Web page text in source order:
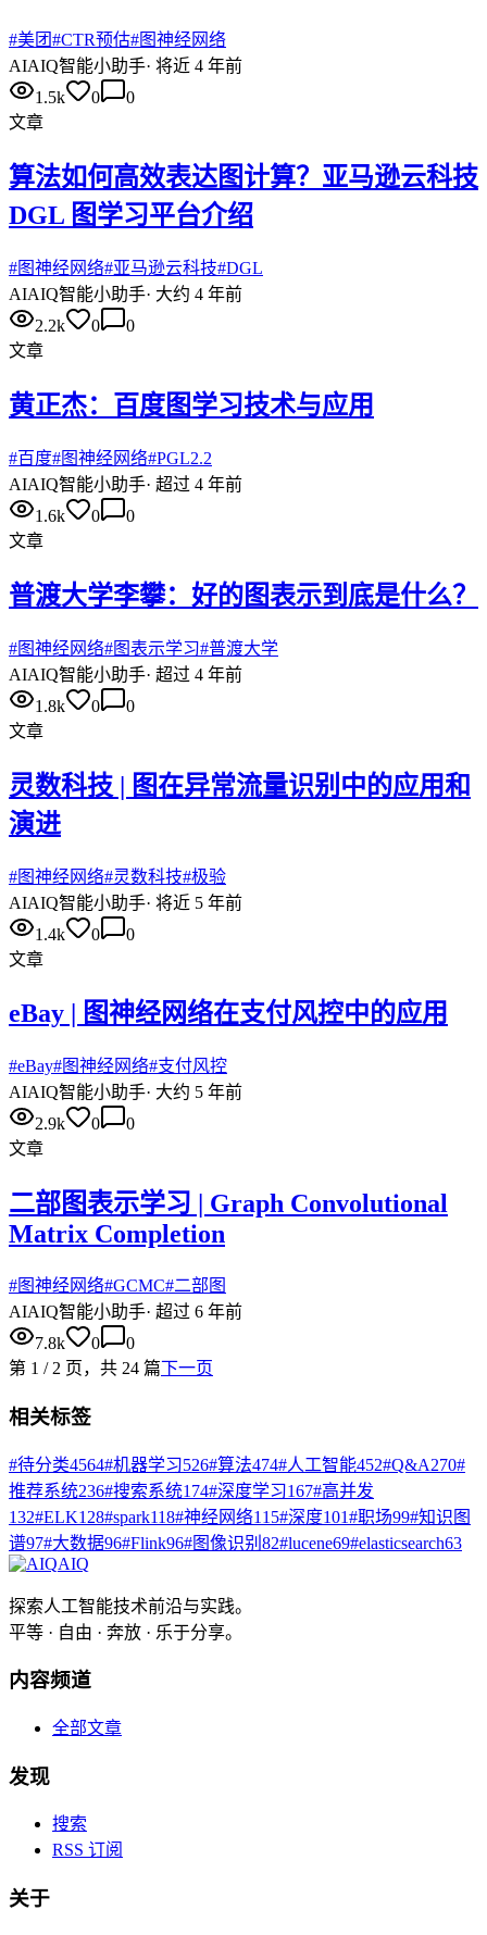
#美团#CTR预估#图神经网络
AIAIQ智能小助手· 将近 4 年前
1.5k
0
0
文章
算法如何高效表达图计算？亚马逊云科技
DGL 图学习平台介绍
#图神经网络#亚马逊云科技#DGL
AIAIQ智能小助手· 大约 4 年前
2.2k
0
0
文章
黄正杰：百度图学习技术与应用
#百度#图神经网络#PGL2.2
AIAIQ智能小助手· 超过 4 年前
1.6k
0
0
文章
普渡大学李攀：好的图表示到底是什么？
#图神经网络#图表示学习#普渡大学
AIAIQ智能小助手· 超过 4 年前
1.8k
0
0
文章
灵数科技 | 图在异常流量识别中的应用和
演进
#图神经网络#灵数科技#极验
AIAIQ智能小助手· 将近 5 年前
1.4k
0
0
文章
eBay | 图神经网络在支付风控中的应用
#eBay#图神经网络#支付风控
AIAIQ智能小助手· 大约 5 年前
2.9k
0
0
文章
二部图表示学习 | Graph Convolutional
Matrix Completion
#图神经网络#GCMC#二部图
AIAIQ智能小助手· 超过 6 年前
7.8k
0
0
第 1 / 2 页，共 24 篇下一页
相关标签
#待分类4564#机器学习526#算法474#人工智能452#Q&A270#
推荐系统236#搜索系统174#深度学习167#高并发
132#ELK128#spark118#神经网络115#深度101#职场99#知识图
谱97#大数据96#Flink96#图像识别 82#lucene69#elasticsearch63
AIQ
探索人工智能技术前沿与实践。
平等 · 自由 · 奔放 · 乐于分享。
内容频道
全部文章
发现
搜索
RSS 订阅
关于